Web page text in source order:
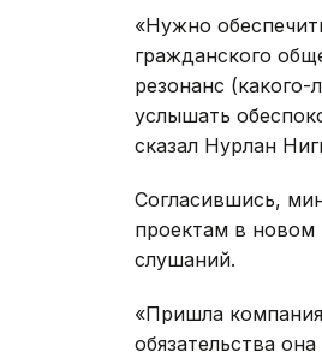
«Нужно
гражданского
резонанс
услышать
сказал Нурлан
Согласившись,
проектам в новом
слушаний.
«Пришла
обязательства